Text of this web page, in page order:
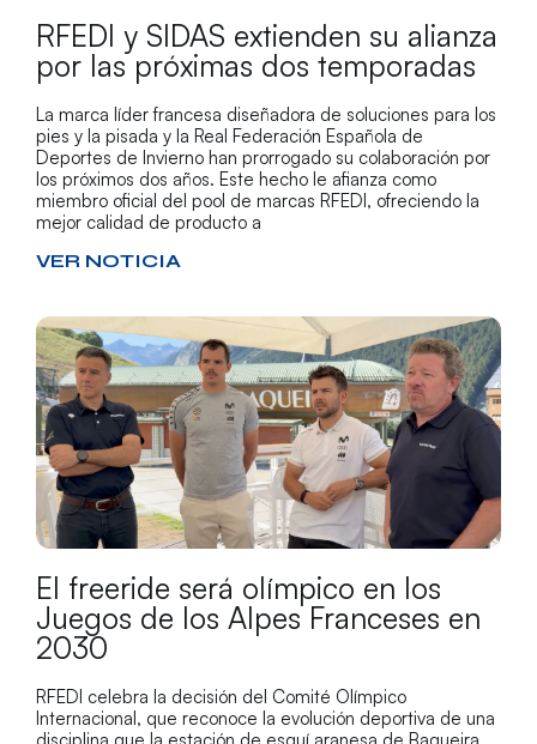
RFEDI y SIDAS extienden su alianza
por las próximas dos temporadas
La marca líder francesa diseñadora de soluciones para los
pies y la pisada y la Real Federación Española de
Deportes de Invierno han prorrogado su colaboración por
los próximos dos años. Este hecho le afianza como
miembro oficial del pool de marcas RFEDI, ofreciendo la
mejor calidad de producto a
VER NOTICIA
El freeride será olímpico en los
Juegos de los Alpes Franceses en
2030
RFEDI celebra la decisión del Comité Olímpico
Internacional, que reconoce la evolución deportiva de una